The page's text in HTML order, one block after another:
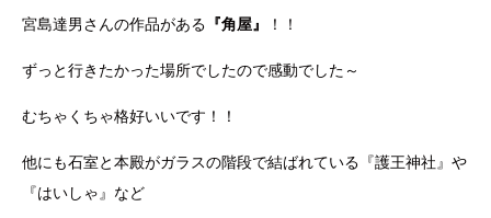
宮島達男さんの作品がある 『角屋』 ！！
ずっと行きたかった場所でしたので感動でした～
むちゃくちゃ格好いいです！！
他にも石室と本殿がガラスの階段で結ばれている『護王神社』や
『はいしゃ』など